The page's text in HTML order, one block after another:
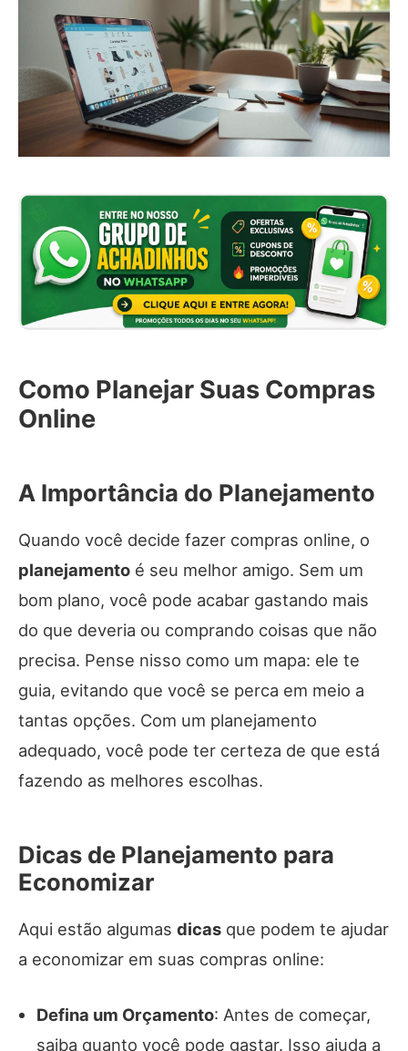
Como Planejar Suas Compras
Online
A Importância do Planejamento
Quando você decide fazer compras online, o
planejamento é seu melhor amigo. Sem um
bom plano, você pode acabar gastando mais
do que deveria ou comprando coisas que não
precisa. Pense nisso como um mapa: ele te
guia, evitando que você se perca em meio a
tantas opções. Com um planejamento
adequado, você pode ter certeza de que está
fazendo as melhores escolhas.
Dicas de Planejamento para
Economizar
Aqui estão algumas dicas que podem te ajudar
a economizar em suas compras online:
Defina um Orçamento: Antes de começar,
saiba quanto você pode gastar. Isso ajuda a